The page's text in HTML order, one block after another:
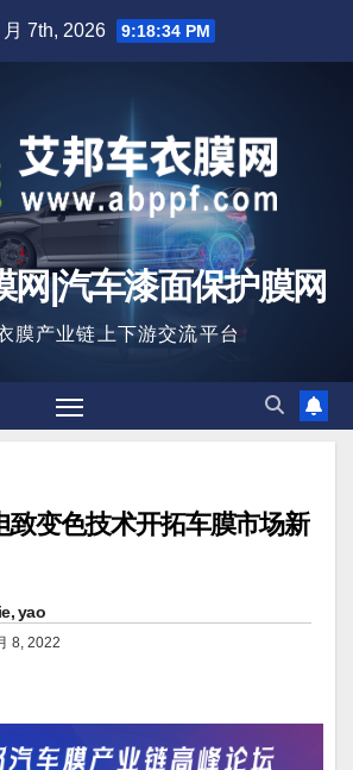
月 7th, 2026 9:18:35 PM
网|汽车漆面保护膜网
膜产业链上下游交流平台
致变色技术开拓车膜市场新
yao
8, 2022